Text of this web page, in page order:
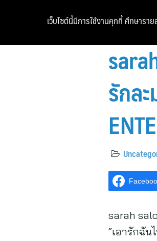
รักล
sarah
“เอารักฉัน
เว็บไซต์นี้มีการใช้งานคุกกี้ ศึกษาราย